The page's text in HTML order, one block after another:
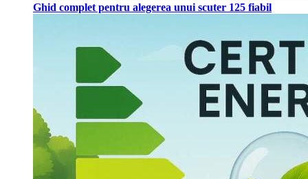
Ghid complet pentru alegerea unui scuter 125 fiabil